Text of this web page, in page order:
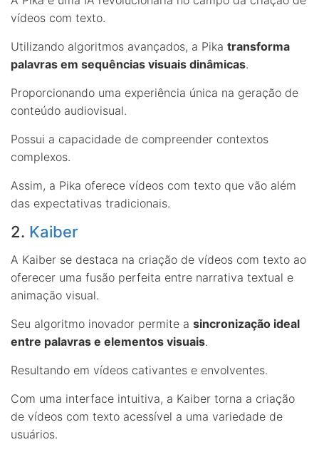
vídeos com texto.
Utilizando algoritmos avançados, a Pika transforma
palavras em sequências visuais dinâmicas.
Proporcionando uma experiência única na geração de
conteúdo audiovisual.
Possui a capacidade de compreender contextos
complexos.
Assim, a Pika oferece vídeos com texto que vão além
das expectativas tradicionais.
2. Kaiber
A Kaiber se destaca na criação de vídeos com texto ao
oferecer uma fusão perfeita entre narrativa textual e
animação visual.
Seu algoritmo inovador permite a sincronização ideal
entre palavras e elementos visuais.
Resultando em vídeos cativantes e envolventes.
Com uma interface intuitiva, a Kaiber torna a criação
de vídeos com texto acessível a uma variedade de
usuários.